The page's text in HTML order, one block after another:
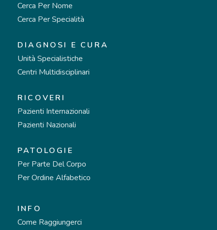
Cerca Per Nome
Cerca Per Specialità
DIAGNOSI E CURA
Unità Specialistiche
Centri Multidisciplinari
RICOVERI
Pazienti Internazionali
Pazienti Nazionali
PATOLOGIE
Per Parte Del Corpo
Per Ordine Alfabetico
INFO
Come Raggiungerci